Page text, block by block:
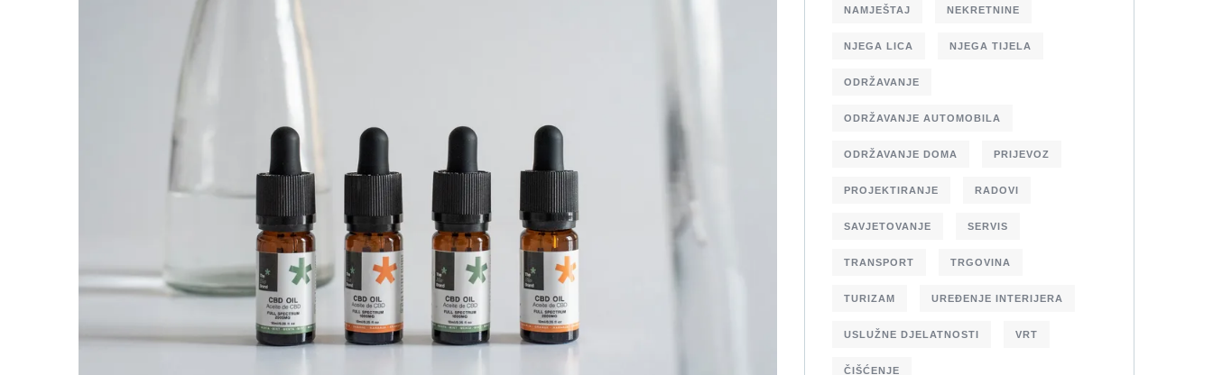
NAMJEŠTAJ NEKRETNINE
NJEGA LICA NJEGA TIJELA
ODRŽAVANJE
ODRŽAVANJE AUTOMOBILA
ODRŽAVANJE DOMA PRIJEVOZ
PROJEKTIRANJE RADOVI
SAVJETOVANJE SERVIS
TRANSPORT TRGOVINA
TURIZAM UREĐENJE INTERIJERA
USLUŽNE DJELATNOSTI VRT
ČIŠĆENJE